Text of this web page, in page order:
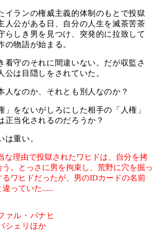
イランの権威主義的体制のもとで投獄
人公がある日、自分の人生を滅茶苦茶
らしき男を見つけ、突発的に拉致して
の物語が始まる。
看守のそれに間違いない。だが収監さ
公は目隠しをされていた。
人なのか、それとも別人なのか？
」をないがしろにした相手の「人権」
正当化されるのだろうか？
は重い。
な理由で投獄されたワヒドは、自分を拷
。とっさに男を拘束し、荒野に穴を掘っ
ワヒドだったが、男のIDカードの名前
っていた......
ァル・パナヒ
シェリほか